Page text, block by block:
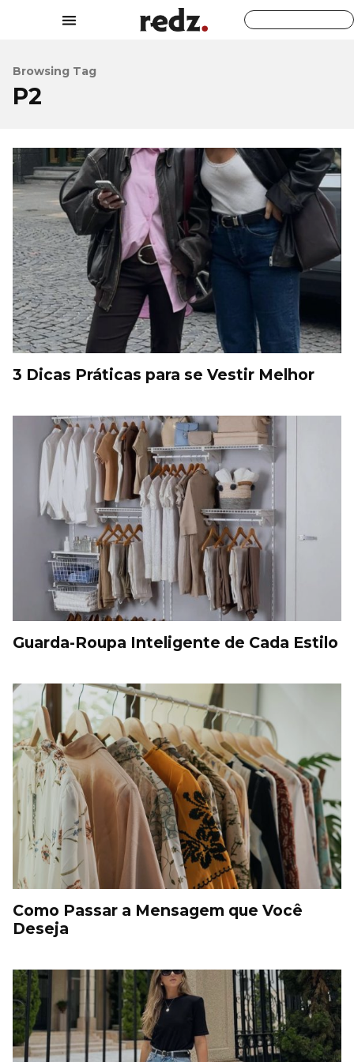
Browsing Tag
P2
3 Dicas Práticas para se Vestir Melhor
Guarda-Roupa Inteligente de Cada Estilo
Como Passar a Mensagem que Você
Deseja